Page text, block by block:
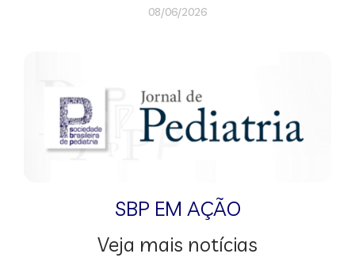
08/06/2026
SBP EM AÇÃO
Veja mais notícias